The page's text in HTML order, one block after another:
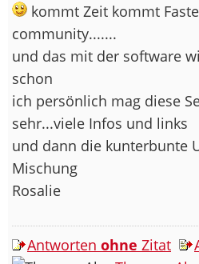
kommt Zeit kommt
community.......
und das mit der software
schon
ich persönlich mag diese
sehr...viele Infos und links
und dann die kunterbunte
Mischung
Rosalie
Antworten ohne Zitat